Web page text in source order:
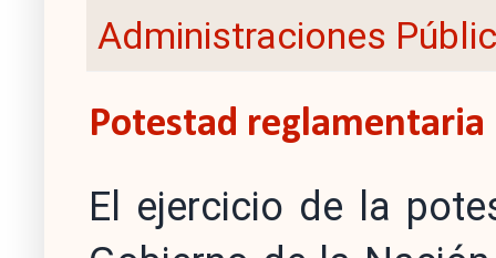
Administraciones
Potestad reglamentaria
El ejercicio de la